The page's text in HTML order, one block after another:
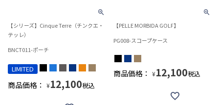
【シリーズ】Cinque Terre（チンクエ・
テッレ）
BNCT011-ポーチ
LIMITED
商品価格： ¥12,100税込
【PELLE MORBIDA GOLF】
PG008-スコープケース
商品価格： ¥12,100税込